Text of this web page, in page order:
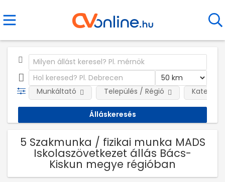
Munkáltató Település / Régió
5 Szakmunka / fizikai munka MADS
Iskolaszövetkezet állás Bács-
Kiskun megye régióban